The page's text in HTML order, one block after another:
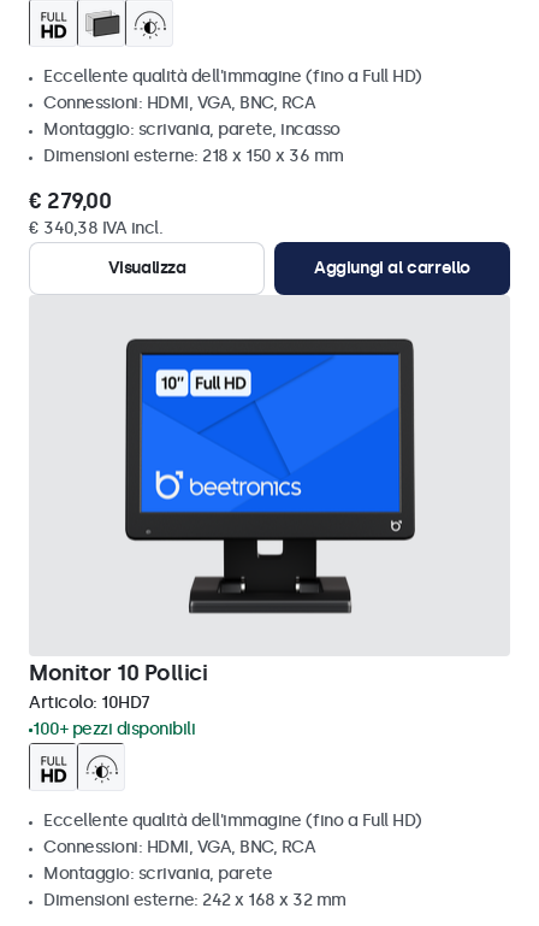
Eccellente qualità dell'immagine (fino a Full HD)
Connessioni: HDMI, VGA, BNC, RCA
Montaggio: scrivania, parete, incasso
Dimensioni esterne: 218 x 150 x 36 mm
€ 279,00
€ 340,38 IVA incl.
Visualizza
Aggiungi al carrello
Monitor 10 Pollici
Articolo: 10HD7
100+ pezzi disponibili
Eccellente qualità dell'immagine (fino a Full HD)
Connessioni: HDMI, VGA, BNC, RCA
Montaggio: scrivania, parete
Dimensioni esterne: 242 x 168 x 32 mm